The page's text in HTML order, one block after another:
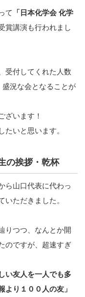
て
「日本化学会 化学
賞講演も行われまし
受付してくれた人数
盛況な会となることが
ざいます！
いと思います。
の挨拶・乾杯
ら山口代表に代わっ
ただきました。
りつつ、なんとか開
のですが、超速すぎ
い友人を一人でも多
より１００人の友」